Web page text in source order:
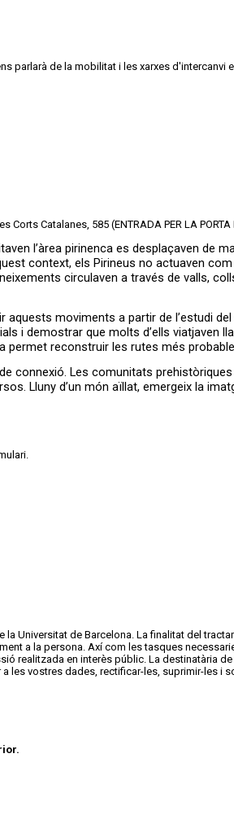
parlarà de la mobilitat i les xarxes d'intercanvi
Catalanes, 585 (ENTRADA PER LA PORTA
context, els Pirineus no actuaven
circulaven a través de valls,
moviments a partir de l’estudi
i demostrar que molts d’ells viatjaven
reconstruir les rutes més
connexió. Les comunitats
Lluny d’un món aïllat, emergeix la
Universitat de Barcelona. La finalitat del
a la persona. Axí com les tasques
realitzada en interès públic. La destinatària
les vostres dades, rectificar-les, suprimir-les